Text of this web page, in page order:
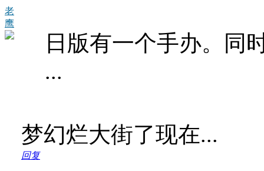
老
鹰
日版有一个手办。同
...
梦幻烂大街了现在...
回复